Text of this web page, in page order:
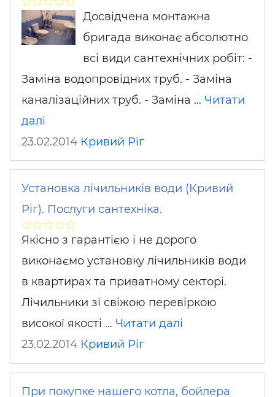
Досвідчена монтажна
бригада виконає абсолютно
всі види сантехнічних робіт: -
Заміна водопровідних труб. - Заміна
каналізаційних труб. - Заміна … Читати
далі
23.02.2014 Кривий Ріг
Установка лічильників води (Кривий
Ріг). Послуги сантехніка.
Якісно з гарантією і не дорого
виконаємо установку лічильників води
в квартирах та приватному секторі.
Лічильники зі свіжою перевіркою
високої якості … Читати далі
23.02.2014 Кривий Ріг
При покупке нашего котла, бойлера